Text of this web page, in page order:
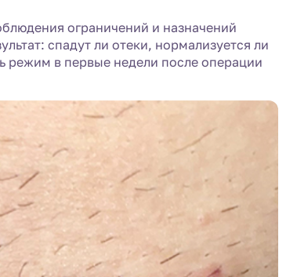
ограничений и назначений
спадут ли отеки, нормализуется ли
режим в первые недели после операции